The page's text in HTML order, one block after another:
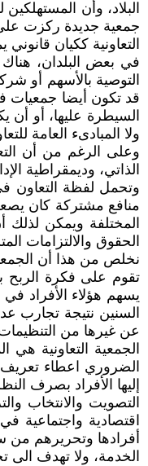
جمعية جديدة ركزت على
التعاونية ككيان
في بعض البلدان،
التوصية بالأسهم أو
قد تكون أيضا جمعيات
السيطرة عليها، أو أن
ولا المبادىء العامة
وعلى الرغم من أن
الذاتي، وديمقراطية
وتحمل لفظة التعاون
منافع مشتركة كان
المختلفة ويمكن
الحقوق والالتزامات
نخلص من هذا أن
تقوم على فكرة الربح
يسهم هؤلاء الأفراد
السنين نتيجة تجارب
عن غيرها من التنظيمات
الجمعية التعاونية
الضروري اعطاء تعريف
إليها الأفراد بصرف
التصويت والانتخاب
اقتصادية واجتماعية
أفرادها وتحريرهم من
الخدمة، ولا تهدف الى